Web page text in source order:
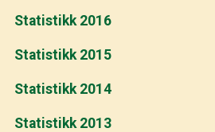
Statistikk 2016
Statistikk 2015
Statistikk 2014
Statistikk 2013